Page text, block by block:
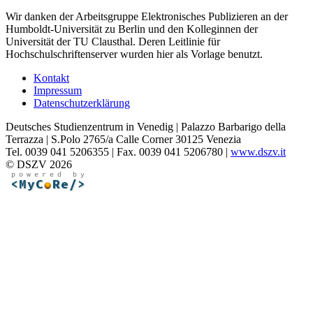
Wir danken der Arbeitsgruppe Elektronisches Publizieren an der
Humboldt-Universität zu Berlin und den Kolleginnen der
Universität der TU Clausthal. Deren Leitlinie für
Hochschulschriftenserver wurden hier als Vorlage benutzt.
Kontakt
Impressum
Datenschutzerklärung
Deutsches Studienzentrum in Venedig | Palazzo Barbarigo della
Terrazza | S.Polo 2765/a Calle Corner 30125 Venezia
Tel. 0039 041 5206355 | Fax. 0039 041 5206780 | www.dszv.it
© DSZV 2026